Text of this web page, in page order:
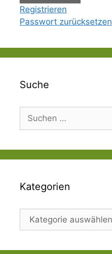
Registrieren
Passwort zurücksetzen
Suche
nach:
Kategorien
Kategorien